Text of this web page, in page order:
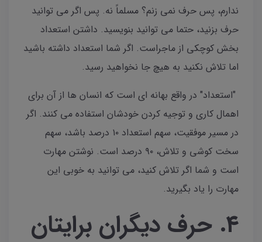
ندارم، پس حرف نمی زنم؟ مسلماً نه. پس اگر می توانید
حرف بزنید، حتما می توانید بنویسید. داشتن استعداد
بخش کوچکی از ماجراست. اگر شما استعداد داشته باشید
اما تلاش نکنید به هیچ جا نخواهید رسید.
"استعداد" در واقع بهانه ای است که انسان ها از آن برای
اهمال کاری و توجیه کردن خودشان استفاده می کنند. اگر
در مسیر موفقیت، سهم استعداد ۱۰ درصد باشد، سهم
سخت کوشی و تلاش، ۹۰ درصد است. نوشتن مهارت
است و شما اگر تلاش کنید، می توانید به خوبی این
مهارت را یاد بگیرید.
۴. حرف دیگران برایتان